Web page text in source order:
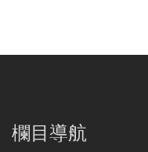
欄目導航